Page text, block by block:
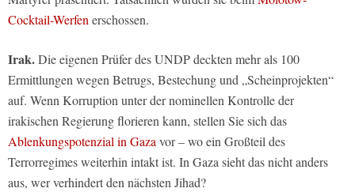
Cocktail-Werfenerschossen.
Irak.Die eigenen Prüfer des UNDP deckten mehr als 100
Ermittlungen wegen Betrugs, Bestechung und „Scheinprojekten“
auf. Wenn Korruption unter der nominellen Kontrolle der
irakischen Regierung florieren kann, stellen Sie sich das
Ablenkungspotenzial in Gazavor – wo ein Großteil des
Terrorregimes weiterhin intakt ist. In Gaza sieht das nicht anders
aus, wer verhindert den nächsten Jihad?